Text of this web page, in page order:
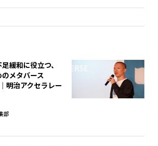
緩和に役立つ、
メタバース
｜明治アクセラレー
部